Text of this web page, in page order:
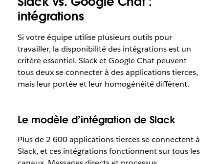
intégrations
Si votre équipe utilise plusieurs outils pour
travailler, la disponibilité des intégrations est un
critère essentiel. Slack et Google Chat peuvent
tous deux se connecter à des applications tierces,
mais leur portée et leur homogénéité diffèrent.
Le modèle d’intégration de Slack
Plus de 2 600 applications tierces se connectent à
Slack, et ces intégrations fonctionnent sur tous les